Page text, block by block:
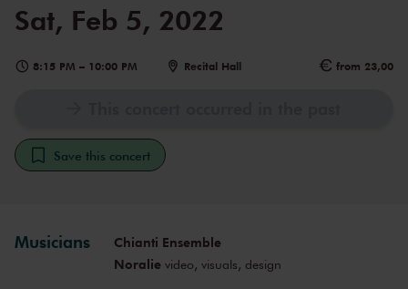
Sat, Feb 5, 2022
8:15 PM – 10:00 PM Recital Hall from 23,00
Save this concert
Musicians
Chianti Ensemble
Noralievideo, visuals, design